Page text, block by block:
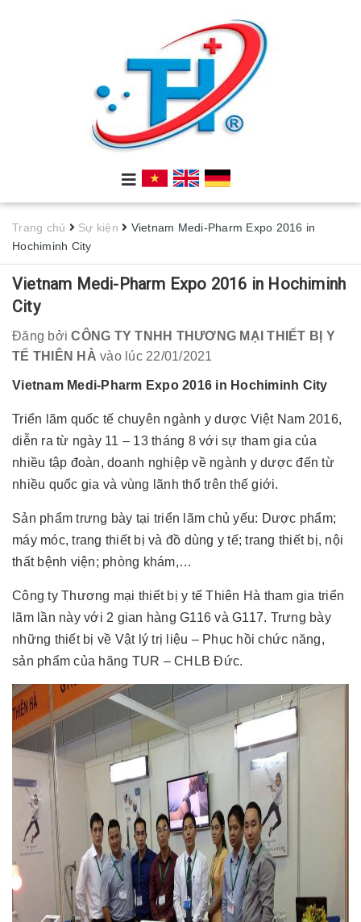
Trang chủ Sự kiện
Vietnam Medi-Pharm Expo 2016 in
Hochiminh City
Vietnam Medi-Pharm Expo 2016 in Hochiminh
City
Đăng bởiCÔNG TY TNHH THƯƠNG MẠI THIẾT BỊ Y
TẾ THIÊN HÀ vào lúc 22/01/2021
Vietnam Medi-Pharm Expo 2016 in Hochiminh City
Triển lãm quốc tế chuyên ngành y dược Việt Nam 2016,
diễn ra từ ngày 11 – 13 tháng 8 với sự tham gia của
nhiều tập đoàn, doanh nghiệp về ngành y dược đến từ
nhiều quốc gia và vùng lãnh thổ trên thế giới.
Sản phẩm trưng bày tại triển lãm chủ yếu: Dược phẩm;
máy móc, trang thiết bị và đồ dùng y tế; trang thiết bị, nội
thất bệnh viện; phòng khám,…
Công ty Thương mại thiết bị y tế Thiên Hà tham gia triển
lãm lần này với 2 gian hàng G116 và G117. Trưng bày
những thiết bị về Vật lý trị liệu – Phục hồi chức năng,
sản phẩm của hãng TUR – CHLB Đức.